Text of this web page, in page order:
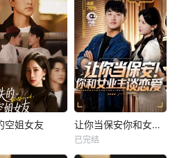
空姐女友 热播 让你当保安你和女业主谈恋爱
已完结